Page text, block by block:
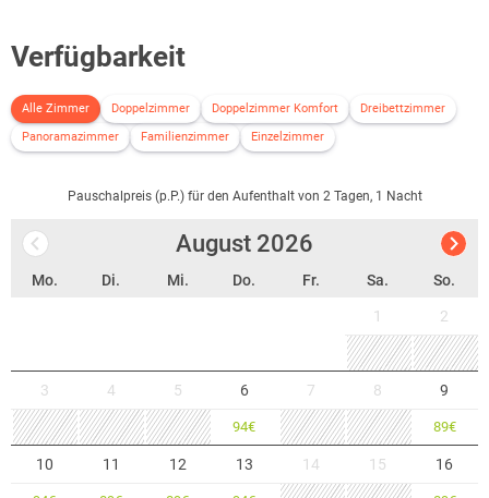
Verfügbarkeit
Alle Zimmer Doppelzimmer Doppelzimmer Komfort
Dreibettzimmer
Panoramazimmer
Familienzimmer Einzelzimmer
Pauschalpreis (p.P.) für den Aufenthalt von 2 Tagen, 1 Nacht
August 2026
Mo. Di. Mi. Do. Fr. Sa. So.
1 2
3 4 5 6
94€
7 8 9
89€
10 11 12 13 14 15 16